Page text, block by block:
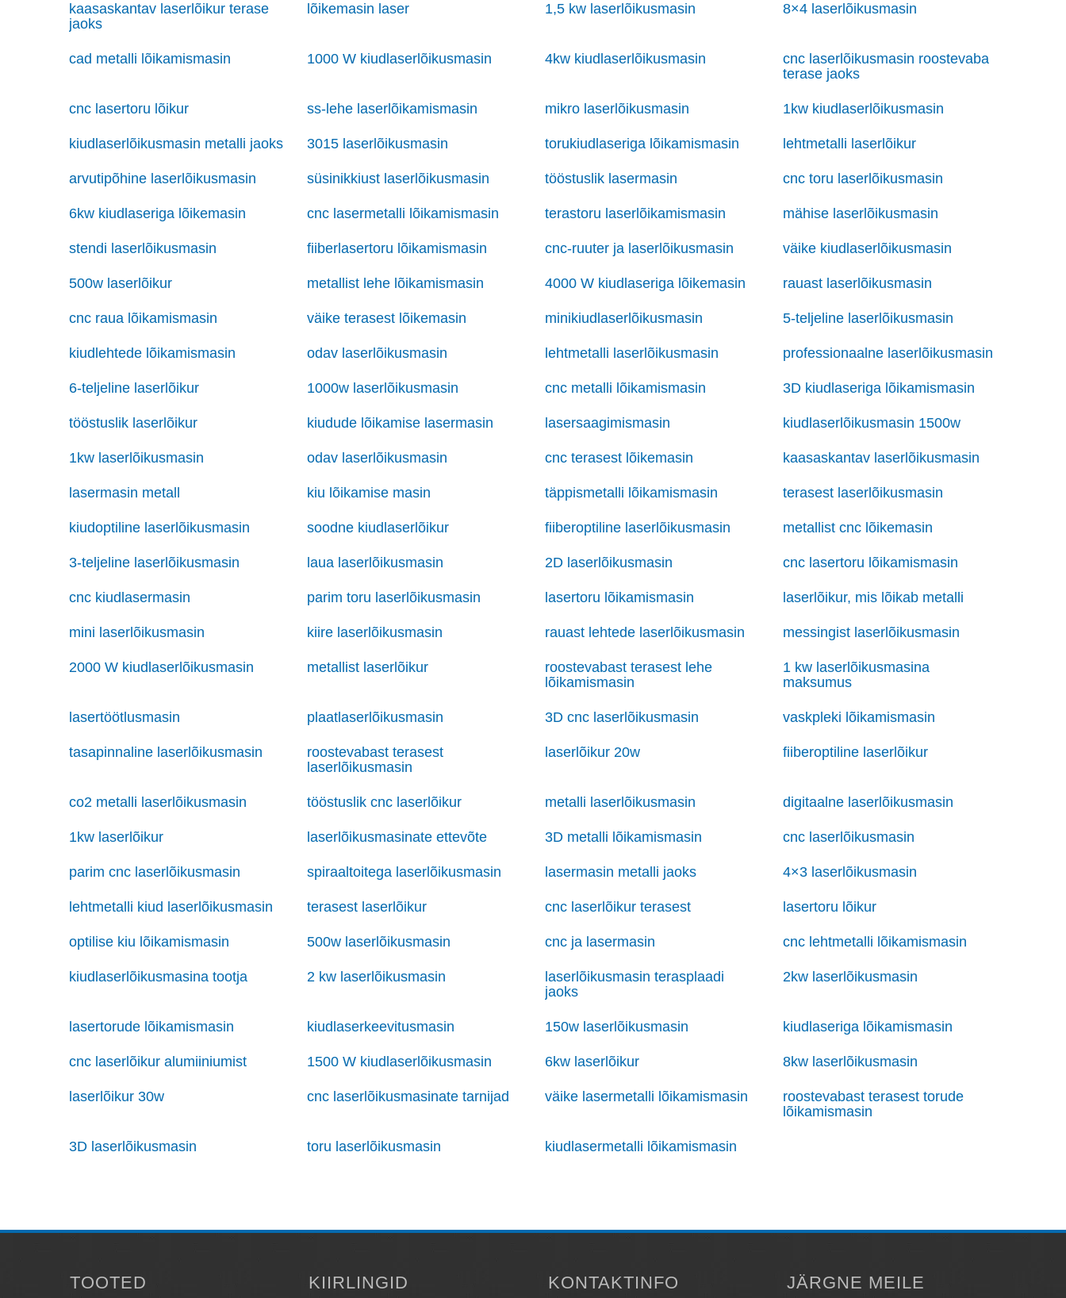
kaasaskantav laserlõikur terase
jaoks
lõikemasin laser 1,5 kw laserlõikusmasin 8×4 laserlõikusmasin
cad metalli lõikamismasin 1000 W kiudlaserlõikusmasin 4kw kiudlaserlõikusmasin
cnc laserlõikusmasin roostevaba
terase jaoks
cnc lasertoru lõikur ss-lehe laserlõikamismasin mikro laserlõikusmasin 1kw kiudlaserlõikusmasin
kiudlaserlõikusmasin metalli jaoks 3015 laserlõikusmasin torukiudlaseriga lõikamismasin lehtmetalli laserlõikur
arvutipõhine laserlõikusmasin süsinikkiust laserlõikusmasin tööstuslik lasermasin cnc toru laserlõikusmasin
6kw kiudlaseriga lõikemasin cnc lasermetalli lõikamismasin terastoru laserlõikamismasin mähise laserlõikusmasin
stendi laserlõikusmasin fiiberlasertoru lõikamismasin cnc-ruuter ja laserlõikusmasin väike kiudlaserlõikusmasin
500w laserlõikur metallist lehe lõikamismasin 4000 W kiudlaseriga lõikemasin rauast laserlõikusmasin
cnc raua lõikamismasin väike terasest lõikemasin minikiudlaserlõikusmasin 5-teljeline laserlõikusmasin
kiudlehtede lõikamismasin odav laserlõikusmasin lehtmetalli laserlõikusmasin professionaalne laserlõikusmasin
6-teljeline laserlõikur 1000w laserlõikusmasin cnc metalli lõikamismasin 3D kiudlaseriga lõikamismasin
tööstuslik laserlõikur kiudude lõikamise lasermasin lasersaagimismasin kiudlaserlõikusmasin 1500w
1kw laserlõikusmasin odav laserlõikusmasin cnc terasest lõikemasin kaasaskantav laserlõikusmasin
lasermasin metall kiu lõikamise masin täppismetalli lõikamismasin terasest laserlõikusmasin
kiudoptiline laserlõikusmasin soodne kiudlaserlõikur fiiberoptiline laserlõikusmasin metallist cnc lõikemasin
3-teljeline laserlõikusmasin laua laserlõikusmasin 2D laserlõikusmasin cnc lasertoru lõikamismasin
cnc kiudlasermasin parim toru laserlõikusmasin lasertoru lõikamismasin laserlõikur, mis lõikab metalli
mini laserlõikusmasin kiire laserlõikusmasin rauast lehtede laserlõikusmasin messingist laserlõikusmasin
2000 W kiudlaserlõikusmasin metallist laserlõikur
roostevabast terasest lehe
lõikamismasin
1 kw laserlõikusmasina
maksumus
lasertöötlusmasin plaatlaserlõikusmasin 3D cnc laserlõikusmasin vaskpleki lõikamismasin
tasapinnaline laserlõikusmasin
roostevabast terasest
laserlõikusmasin
laserlõikur 20w fiiberoptiline laserlõikur
co2 metalli laserlõikusmasin tööstuslik cnc laserlõikur metalli laserlõikusmasin digitaalne laserlõikusmasin
1kw laserlõikur laserlõikusmasinate ettevõte 3D metalli lõikamismasin cnc laserlõikusmasin
parim cnc laserlõikusmasin spiraaltoitega laserlõikusmasin lasermasin metalli jaoks 4×3 laserlõikusmasin
lehtmetalli kiud laserlõikusmasin terasest laserlõikur cnc laserlõikur terasest lasertoru lõikur
optilise kiu lõikamismasin 500w laserlõikusmasin cnc ja lasermasin cnc lehtmetalli lõikamismasin
kiudlaserlõikusmasina tootja 2 kw laserlõikusmasin
laserlõikusmasin terasplaadi
jaoks
2kw laserlõikusmasin
lasertorude lõikamismasin kiudlaserkeevitusmasin 150w laserlõikusmasin kiudlaseriga lõikamismasin
cnc laserlõikur alumiiniumist 1500 W kiudlaserlõikusmasin 6kw laserlõikur 8kw laserlõikusmasin
laserlõikur 30w cnc laserlõikusmasinate tarnijad väike lasermetalli lõikamismasin
roostevabast terasest torude
lõikamismasin
3D laserlõikusmasin toru laserlõikusmasin kiudlasermetalli lõikamismasin
TOOTED KIIRLINGID KONTAKTINFO JÄRGNE MEILE